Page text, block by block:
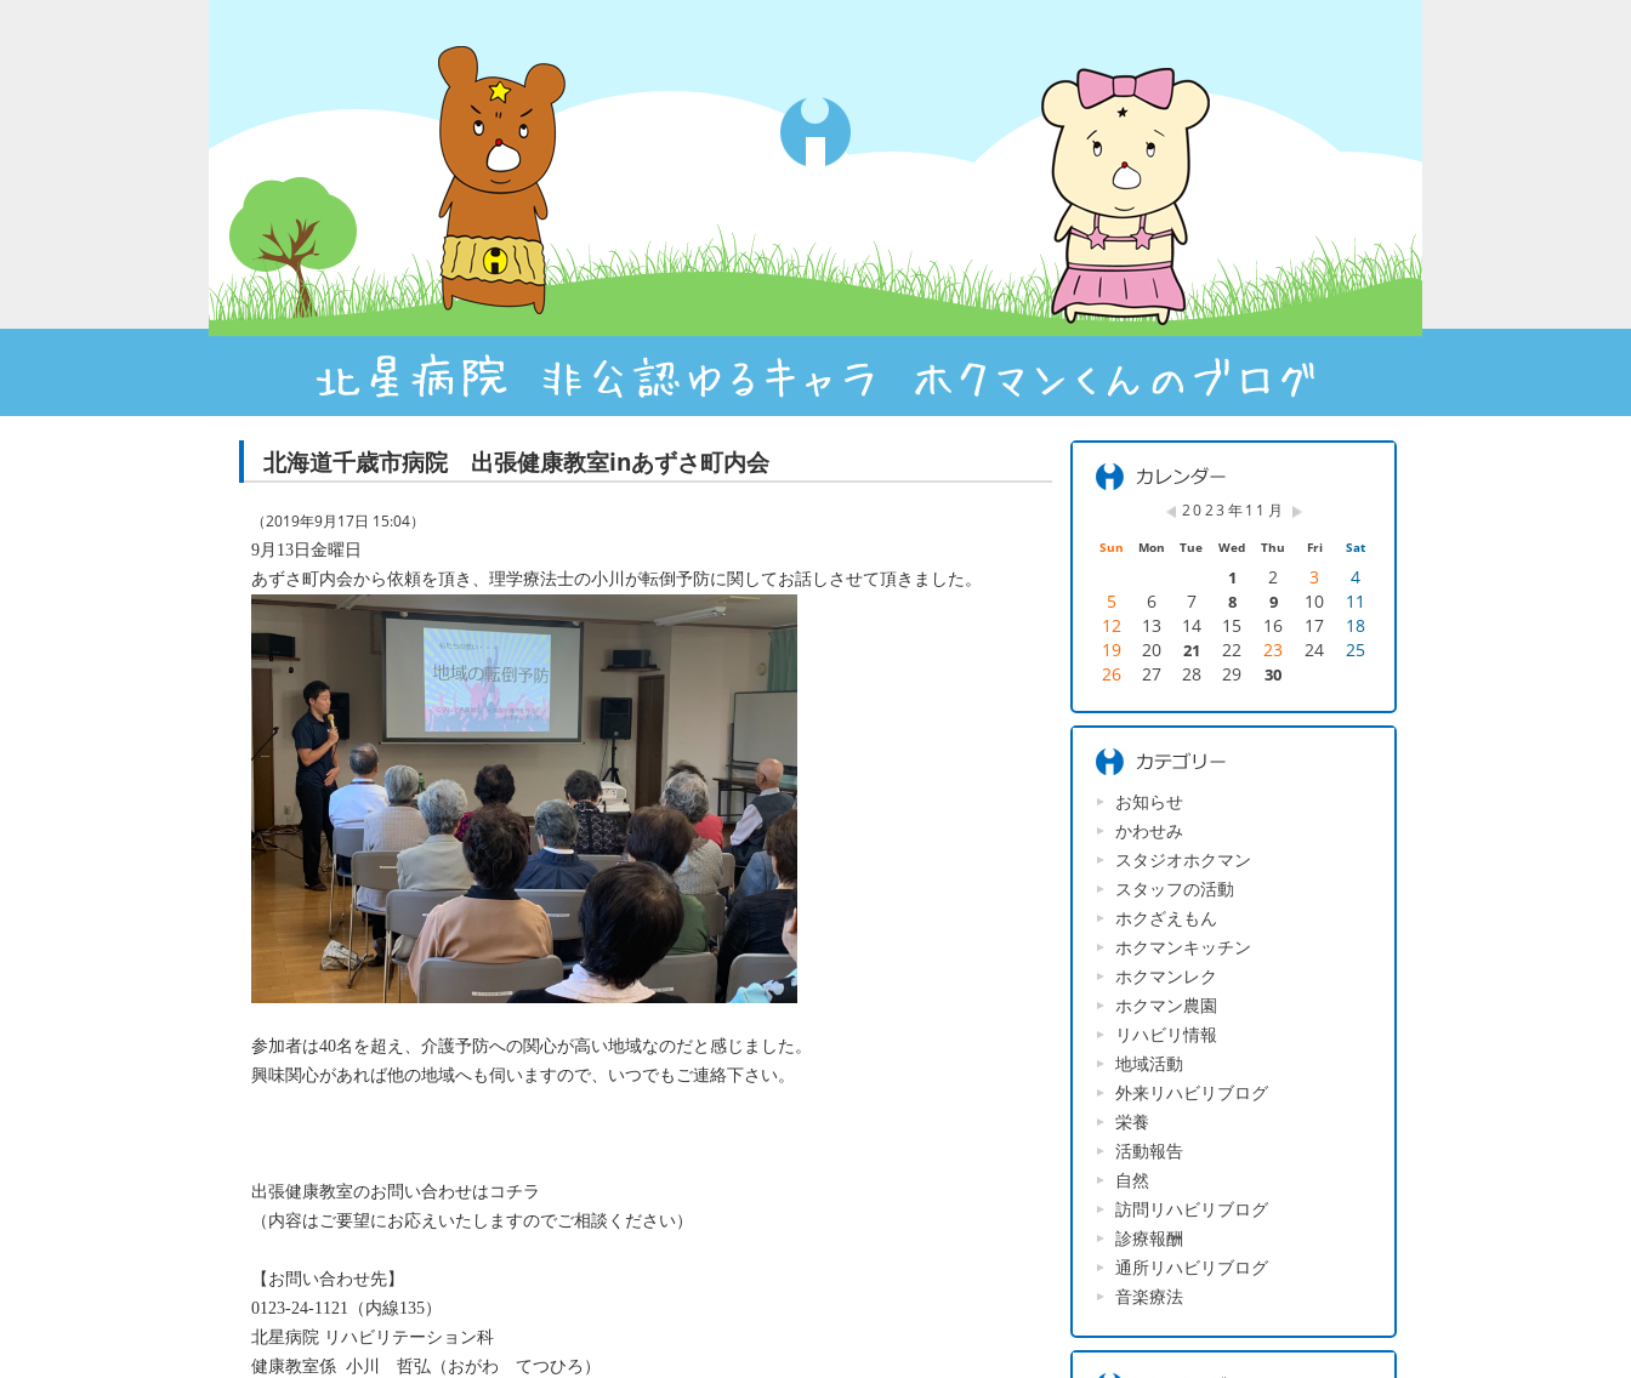
北海道千歳市病院 出張健康教室inあずさ町内会
（2019年9月17日 15:04）
9月13日金曜日
あずさ町内会から依頼を頂き、理学療法士の小川が転倒予防に関してお話しさせて頂きました。
参加者は40名を超え、介護予防への関心が高い地域なのだと感じました。
興味関心があれば他の地域へも伺いますので、いつでもご連絡下さい。
出張健康教室のお問い合わせはコチラ
（内容はご要望にお応えいたしますのでご相談ください）
【お問い合わせ先】
0123-24-1121（内線135）
北星病院 リハビリテーション科
健康教室係 小川 哲弘（おがわ てつひろ）
2023年11月
Sun Mon Tue Wed Thu Fri Sat
1 2 3
4
5
6 7 8 9 10
11
12
13 14 15 16 17
18
19
20 21 22 23 24
25
26
27 28 29 30
お知らせ
かわせみ
スタジオホクマン
スタッフの活動
ホクざえもん
ホクマンキッチン
ホクマンレク
ホクマン農園
リハビリ情報
地域活動
外来リハビリブログ
栄養
活動報告
自然
訪問リハビリブログ
診療報酬
通所リハビリブログ
音楽療法